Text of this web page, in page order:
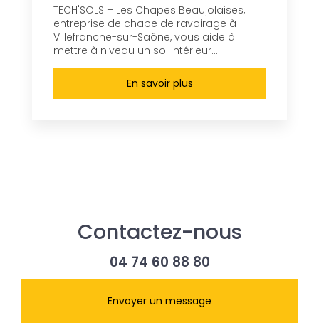
TECH'SOLS – Les Chapes Beaujolaises,
entreprise de chape de ravoirage à
Villefranche-sur-Saône, vous aide à
mettre à niveau un sol intérieur....
En savoir plus
Contactez-nous
04 74 60 88 80
Envoyer un message